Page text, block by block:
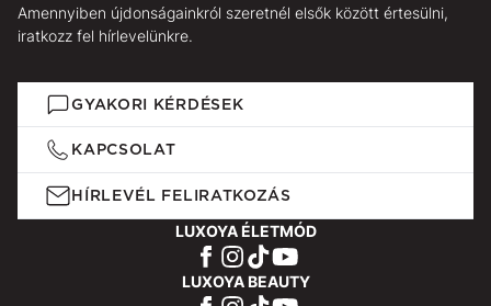
Amennyiben újdonságainkról szeretnél elsők között értesülni,
iratkozz fel hírlevelünkre.
GYAKORI KÉRDÉSEK
KAPCSOLAT
HÍRLEVÉL FELIRATKOZÁS
LUXOYA ÉLETMÓD
LUXOYA BEAUTY